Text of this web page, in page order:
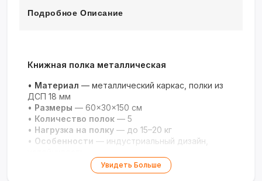
Подробное Описание
Книжная полка металлическая
• Материал — металлический каркас, полки из
ДСП 18 мм
• Размеры — 60×30×150 см
• Количество полок — 5
• Нагрузка на полку — до 15–20 кг
• Особенности — индустриальный дизайн,
Увидеть Больше